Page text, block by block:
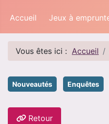
Accueil Jeux à
Vous êtes ici : Accueil
Nouveautés Enquêtes
Retour